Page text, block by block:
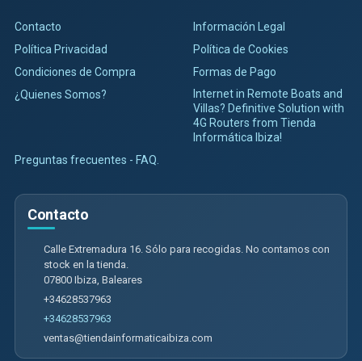
Contacto
Información Legal
Política Privacidad
Política de Cookies
Condiciones de Compra
Formas de Pago
¿Quienes Somos?
Internet in Remote Boats and
Villas? Definitive Solution with
4G Routers from Tienda
Informática Ibiza!
Preguntas frecuentes - FAQ.
Contacto
Calle Extremadura 16. Sólo para recogidas. No contamos con
stock en la tienda.
07800 Ibiza Baleares
+34628537963
+34628537963
ventas@tiendainformaticaibiza.com